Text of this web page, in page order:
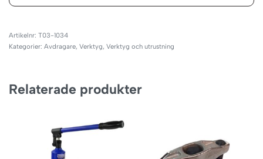
T03-1034
Kategorier: Avdragare, Verktyg, Verktyg och utrustning
Relaterade produkter